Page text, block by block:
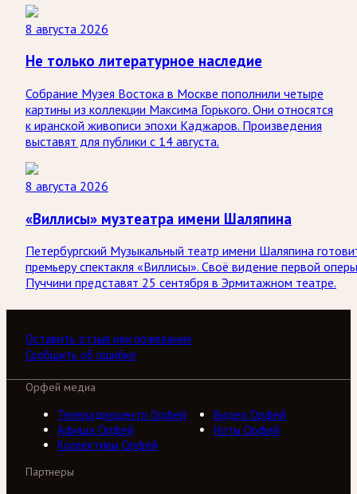
8 августа 2026
Не только литературное наследие
Собрание Музея Востока в Москве пополнили четыре
картины из коллекции Максима Горького. Они относятся
к иранской живописи эпохи Каджаров. Произведения
выставят для публики с 14 августа.
8 августа 2026
«Виллисы» музтеатра имени Шаляпина
Петербургский Музыкальный театр имени Шаляпина
премьеру спектакля «Виллисы». Своё видение первой оперы
Пуччини представят 25 сентября в Эрмитажном театре.
Оставить отзыв или пожелание
Сообщить об ошибке
Орфей медиа
Телерадиоцентр Орфей
Видео Орфей
Афиша Орфей
Ноты Орфей
Коллективы Орфей
Партнеры